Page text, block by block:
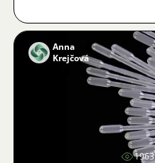
Anna
Krejčová
1963